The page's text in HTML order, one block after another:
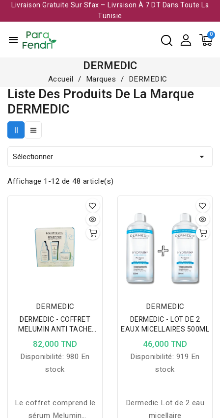
Livraison Gratuite Sur Sfax – Livraison À 7 DT Dans Toute La
Tunisie​
menu
DERMEDIC
Accueil Marques DERMEDIC
Liste Des Produits De La Marque
DERMEDIC
Sélectionner 
Affichage 1-12 de 48 article(s)
DERMEDIC
DERMEDIC - COFFRET
MELUMIN ANTI TACHE
POUR PEAU SENSIBLE
82,000 TND
Disponibilité: 980 En
stock
Le coffret comprend le
sérum Melumin
DERMEDIC
DERMEDIC - LOT DE 2
EAUX MICELLAIRES 500ML
46,000 TND
Disponibilité: 919 En
stock
Dermedic Lot de 2 eau
micellaire